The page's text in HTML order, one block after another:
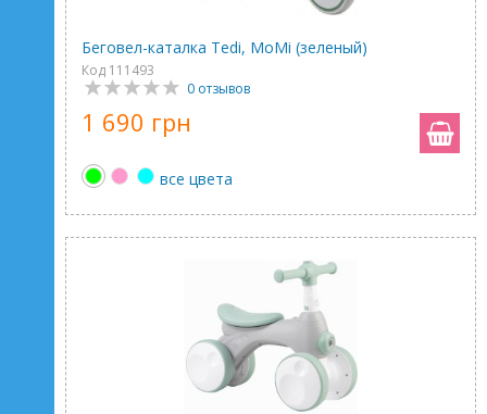
Беговел-каталка Tedi, MoMi (зеленый)
Код 111493
0 отзывов
1 690 грн
все цвета